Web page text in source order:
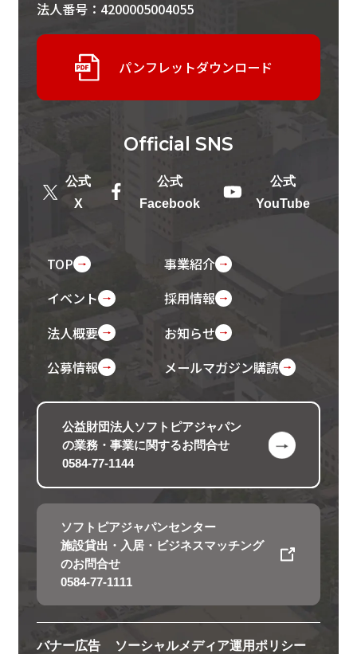
法人番号：4200005004055
パンフレットダウンロード
Official SNS
公式
X
公式
Facebook
公式
YouTube
TOP
事業紹介
イベント
採用情報
法人概要
お知らせ
公募情報
メールマガジン購読
公益財団法人ソフトピアジャパン
の業務・事業に関するお問合せ
0584-77-1144
ソフトピアジャパンセンター
施設貸出・入居・ビジネスマッチング
のお問合せ
0584-77-1111
バナー広告 ソーシャルメディア運用ポリシー